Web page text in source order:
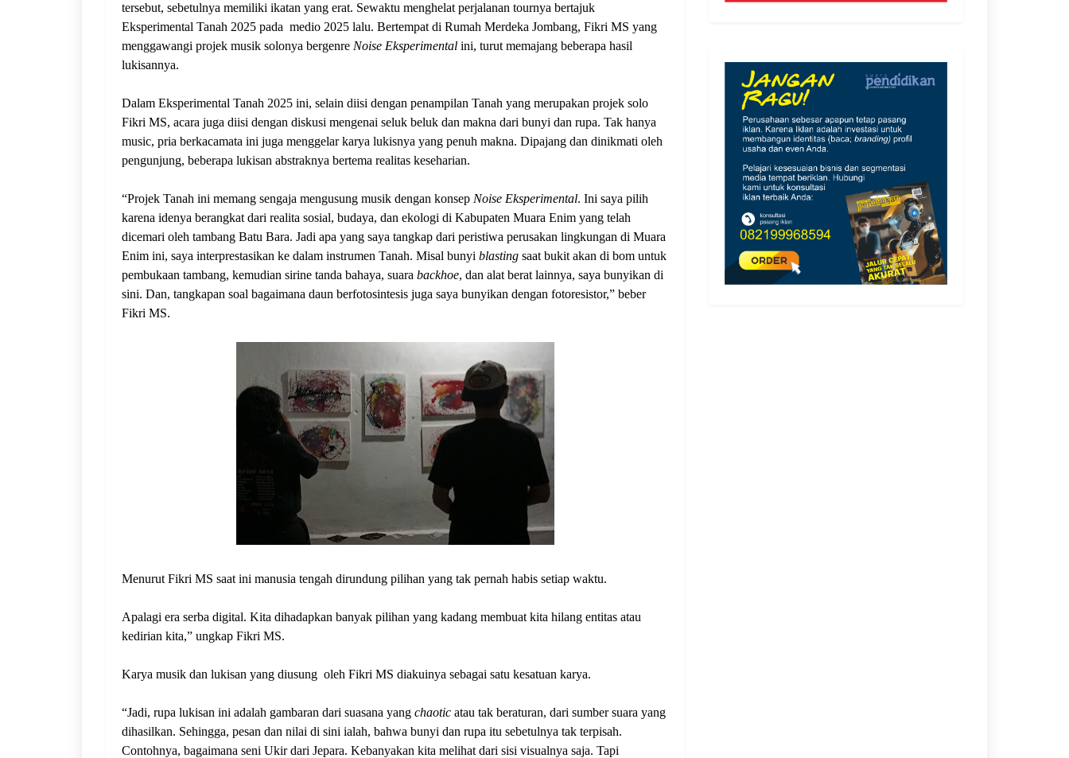
tersebut, sebetulnya memiliki ikatan yang erat. Sewaktu menghelat perjalanan tournya bertajuk
Eksperimental Tanah 2025 pada medio 2025 lalu. Bertempat di Rumah Merdeka Jombang, Fikri MS yang
menggawangi projek musik solonya bergenre Noise Eksperimental ini, turut memajang beberapa hasil
lukisannya.
Dalam Eksperimental Tanah 2025 ini, selain diisi dengan penampilan Tanah yang merupakan projek solo
Fikri MS, acara juga diisi dengan diskusi mengenai seluk beluk dan makna dari bunyi dan rupa. Tak hanya
music, pria berkacamata ini juga menggelar karya lukisnya yang penuh makna. Dipajang dan dinikmati oleh
pengunjung, beberapa lukisan abstraknya bertema realitas keseharian.
“Projek Tanah ini memang sengaja mengusung musik dengan konsep Noise Eksperimental. Ini saya pilih
karena idenya berangkat dari realita sosial, budaya, dan ekologi di Kabupaten Muara Enim yang telah
dicemari oleh tambang Batu Bara. Jadi apa yang saya tangkap dari peristiwa perusakan lingkungan di Muara
Enim ini, saya interprestasikan ke dalam instrumen Tanah. Misal bunyi blasting saat bukit akan di bom untuk
pembukaan tambang, kemudian sirine tanda bahaya, suara backhoe, dan alat berat lainnya, saya bunyikan di
sini. Dan, tangkapan soal bagaimana daun berfotosintesis juga saya bunyikan dengan fotoresistor,” beber
Fikri MS.
Menurut Fikri MS saat ini manusia tengah dirundung pilihan yang tak pernah habis setiap waktu.
Apalagi era serba digital. Kita dihadapkan banyak pilihan yang kadang membuat kita hilang entitas atau
kedirian kita,” ungkap Fikri MS.
Karya musik dan lukisan yang diusung oleh Fikri MS diakuinya sebagai satu kesatuan karya.
“Jadi, rupa lukisan ini adalah gambaran dari suasana yang chaotic atau tak beraturan, dari sumber suara yang
dihasilkan. Sehingga, pesan dan nilai di sini ialah, bahwa bunyi dan rupa itu sebetulnya tak terpisah.
Contohnya, bagaimana seni Ukir dari Jepara. Kebanyakan kita melihat dari sisi visualnya saja. Tapi